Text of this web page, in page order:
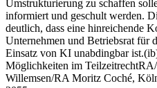
Umstrukturierung zu schaffen
informiert und geschult werden.
deutlich, dass eine hinreichende
Unternehmen und Betriebsrat für
Einsatz von KI unabdingbar ist.
Möglichkeiten im Teilzeitrecht
Willemsen/RA Moritz Coché,